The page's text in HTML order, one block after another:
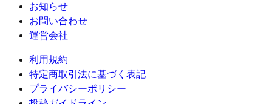
お知らせ
お問い合わせ
運営会社
利用規約
特定商取引法に基づく表記
プライバシーポリシー